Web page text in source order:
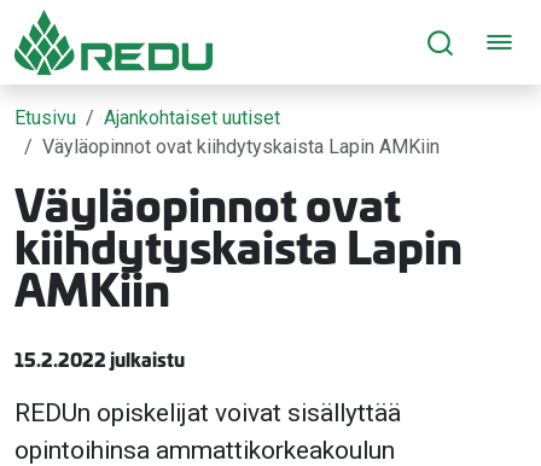
Siirry sivusisältöön
Etusivu
Ajankohtaiset uutiset
Väyläopinnot ovat kiihdytyskaista Lapin AMKiin
Väyläopinnot ovat
kiihdytyskaista Lapin
AMKiin
15.2.2022 julkaistu
REDUn opiskelijat voivat sisällyttää
opintoihinsa ammattikorkeakoulun